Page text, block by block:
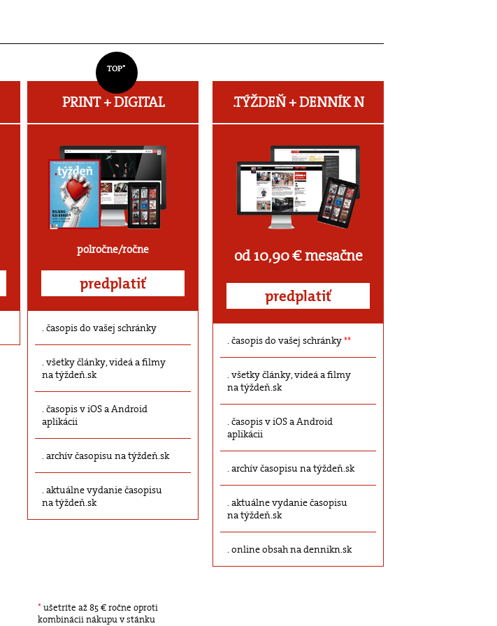
TOP*
PRINT + DIGITAL
polročne/ročne
predplatiť
časopis do vašej schránky
všetky články, videá a filmy
na týždeň.sk
časopis v iOS a Android
aplikácii
archív časopisu na týždeň.sk
aktuálne vydanie časopisu
na týždeň.sk
.TÝŽDEŇ +DENNÍK N
od 10,90 € mesačne
predplatiť
časopis do vašej schránky**
všetky články, videá a filmy
na týždeň.sk
časopis v iOS a Android
aplikácii
archív časopisu na týždeň.sk
aktuálne vydanie časopisu
na týždeň.sk
online obsah na dennikn.sk
* ušetríte až 85 € ročne oproti
kombinácii nákupu v stánku